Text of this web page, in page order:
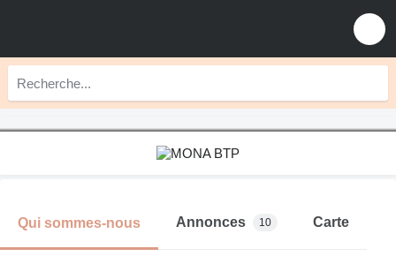
Qui sommes-nous Annonces 10 Carte